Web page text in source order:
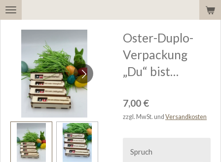
Zum
Oster-Duplo-
Verpackung
„Du“ bist…
7,00 €
zzgl. MwSt. und Versandkosten
Spruch